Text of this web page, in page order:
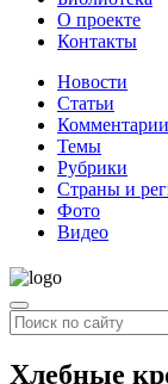
О проекте
Контакты
Новости
Статьи
Темы
Рубрики
Страны и
Фото
Видео
Хлебные